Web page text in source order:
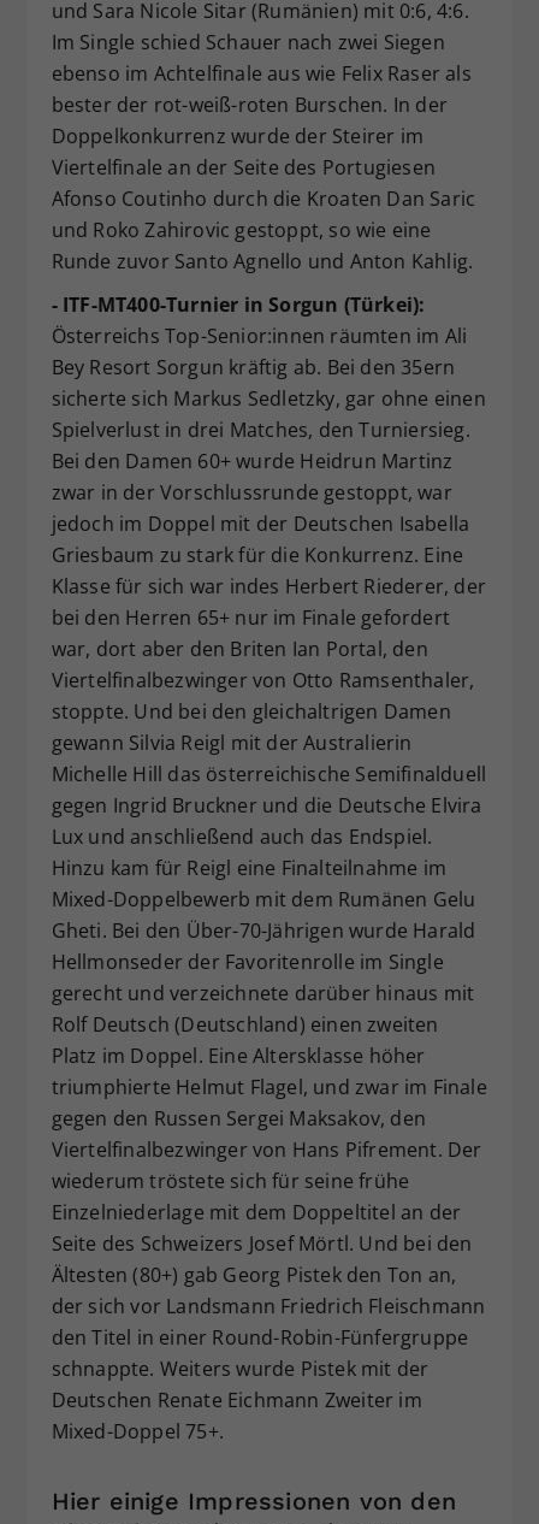
und Sara Nicole Sitar (Rumänien) mit 0:6, 4:6.
Im Single schied Schauer nach zwei Siegen
ebenso im Achtelfinale aus wie Felix Raser als
bester der rot-weiß-roten Burschen. In der
Doppelkonkurrenz wurde der Steirer im
Viertelfinale an der Seite des Portugiesen
Afonso Coutinho durch die Kroaten Dan Saric
und Roko Zahirovic gestoppt, so wie eine
Runde zuvor Santo Agnello und Anton Kahlig.
- ITF-MT400-Turnier in Sorgun (Türkei):
Österreichs Top-Senior:innen räumten im Ali
Bey Resort Sorgun kräftig ab. Bei den 35ern
sicherte sich Markus Sedletzky, gar ohne einen
Spielverlust in drei Matches, den Turniersieg.
Bei den Damen 60+ wurde Heidrun Martinz
zwar in der Vorschlussrunde gestoppt, war
jedoch im Doppel mit der Deutschen Isabella
Griesbaum zu stark für die Konkurrenz. Eine
Klasse für sich war indes Herbert Riederer, der
bei den Herren 65+ nur im Finale gefordert
war, dort aber den Briten Ian Portal, den
Viertelfinalbezwinger von Otto Ramsenthaler,
stoppte. Und bei den gleichaltrigen Damen
gewann Silvia Reigl mit der Australierin
Michelle Hill das österreichische Semifinalduell
gegen Ingrid Bruckner und die Deutsche Elvira
Lux und anschließend auch das Endspiel.
Hinzu kam für Reigl eine Finalteilnahme im
Mixed-Doppelbewerb mit dem Rumänen Gelu
Gheti. Bei den Über-70-Jährigen wurde Harald
Hellmonseder der Favoritenrolle im Single
gerecht und verzeichnete darüber hinaus mit
Rolf Deutsch (Deutschland) einen zweiten
Platz im Doppel. Eine Altersklasse höher
triumphierte Helmut Flagel, und zwar im Finale
gegen den Russen Sergei Maksakov, den
Viertelfinalbezwinger von Hans Pifrement. Der
wiederum tröstete sich für seine frühe
Einzelniederlage mit dem Doppeltitel an der
Seite des Schweizers Josef Mörtl. Und bei den
Ältesten (80+) gab Georg Pistek den Ton an,
der sich vor Landsmann Friedrich Fleischmann
den Titel in einer Round-Robin-Fünfergruppe
schnappte. Weiters wurde Pistek mit der
Deutschen Renate Eichmann Zweiter im
Mixed-Doppel 75+.
Hier einige Impressionen von den